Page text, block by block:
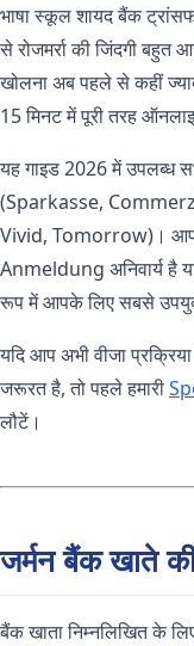
भाषा स्कूल शायद बैंक
से रोजमर्रा की जिंदगी बहुत
खोलना अब पहले से कहीं
15 मिनट में पूरी तरह
यह गाइड 2026 में उपलब्ध
(Sparkasse,
Vivid, Tomorrow)। आप
Anmeldung अनिवार्य है
रूप में आपके लिए सबसे
यदि आप अभी वीजा
जरूरत है, तो पहले हमारी
लौटें।
जर्मन बैंक खाते
बैंक खाता निम्नलिखित के लिए